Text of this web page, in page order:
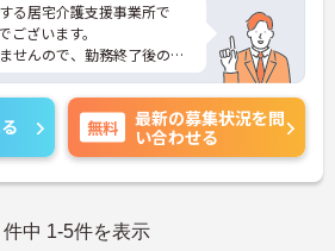
る居宅介護支援事業所で
ございます。
せんので、勤務終了後の予
実績と嬉しい高待遇で、モ
繋がります。
接対策ポイントなど、さら
すのでお気軽にご相談くだ
無料
最新の募集状況を問
い合わせる
件中 1-5件を表示